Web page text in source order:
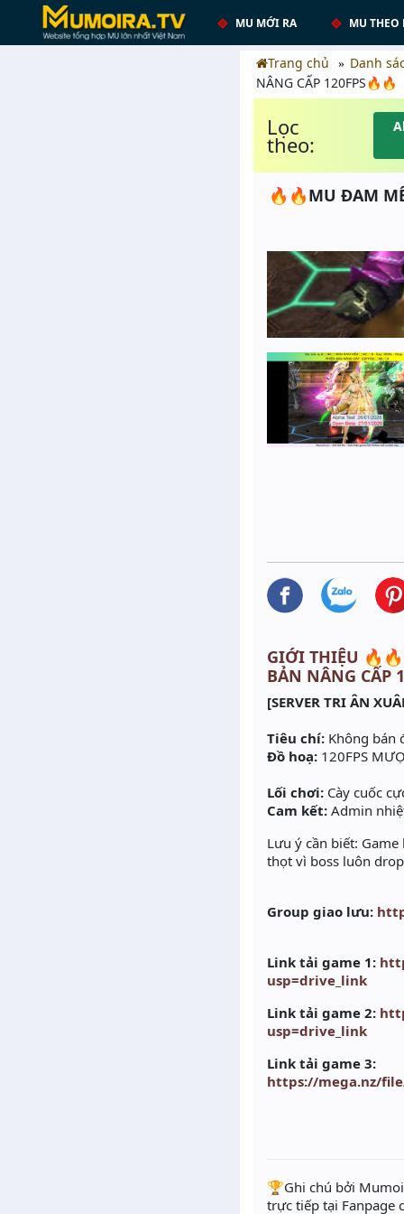
MU MỚI RA MU THEO
Trang chủ Danh
NÂNG CẤP 120FPS🔥🔥
Lọc
theo:
🔥🔥MU ĐAM
GIỚI THIỆU
BẢN NÂNG CẤP
[SERVER TRI ÂN
Tiêu chí: Không bán
Đồ hoạ: 120FPS
Lối chơi: Cày cuốc
Cam kết: Admin
Lưu ý cần biết:
thọt vì boss luôn
Group giao lưu:
Link tải game 1:
usp=drive_link
Link tải game 2:
usp=drive_link
Link tải game 3:
https://mega.nz/
️🏆Ghi chú bởi
trực tiếp tại Fanpage